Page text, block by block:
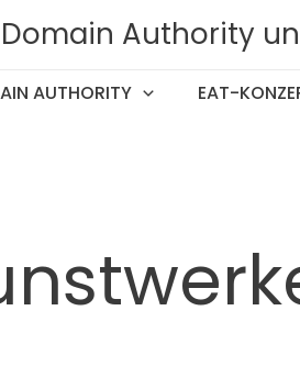
Domain Authority
AUTHORITY EAT-